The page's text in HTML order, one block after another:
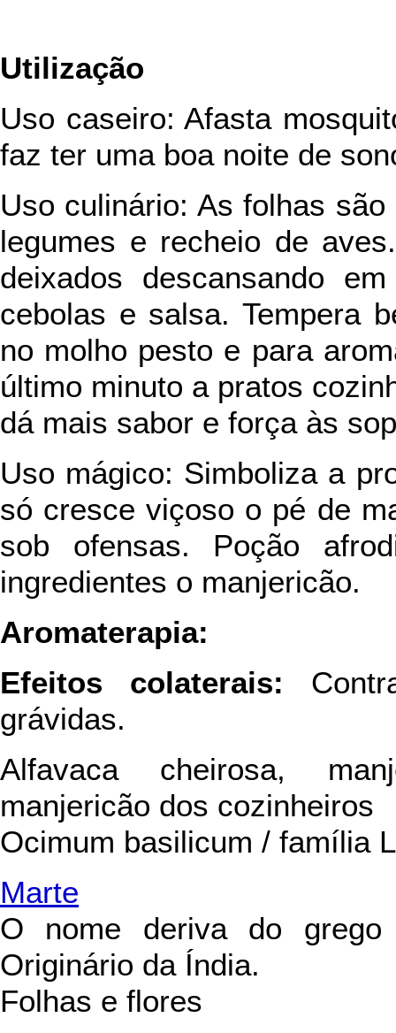
Utilização
Uso caseiro: Afasta
faz ter uma boa noite de
Uso culinário: As folhas
legumes e recheio de
deixados descansando
cebolas e salsa. Tempera
no molho pesto e para
último minuto a pratos
dá mais sabor e força às
Uso mágico: Simboliza a
só cresce viçoso o pé de
sob ofensas. Poção
ingredientes o manjericão.
Aromaterapia:
Efeitos colaterais:
grávidas.
Alfavaca cheirosa,
manjericão dos cozinheiros
Ocimum basilicum / família
Marte
O nome deriva do
Originário da Índia.
Folhas e flores